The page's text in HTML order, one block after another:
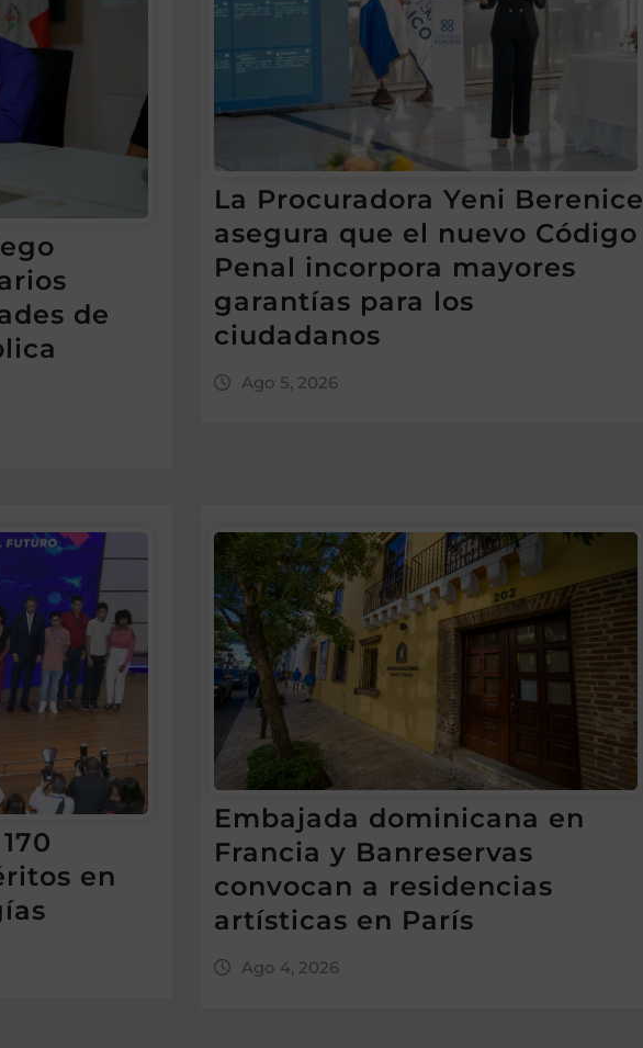
de
La Procuradora Yeni Berenice
asegura que el nuevo Código
Penal incorpora mayores
garantías para los
ciudadanos
Ago 5, 2026
en
Embajada dominicana en
Francia y Banreservas
convocan a residencias
artísticas en París
Ago 4, 2026